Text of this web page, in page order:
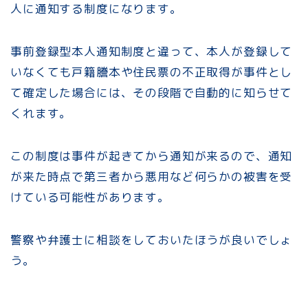
人に通知する制度になります。
事前登録型本人通知制度と違って、本人が登録して
いなくても戸籍謄本や住民票の不正取得が事件とし
て確定した場合には、その段階で自動的に知らせて
くれます。
この制度は事件が起きてから通知が来るので、通知
が来た時点で第三者から悪用など何らかの被害を受
けている可能性があります。
警察や弁護士に相談をしておいたほうが良いでしょ
う。